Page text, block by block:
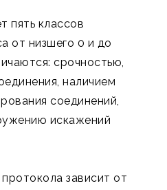
пять классов
от низшего 0 и до
срочностью,
наличием
соединений,
искажений
зависит от